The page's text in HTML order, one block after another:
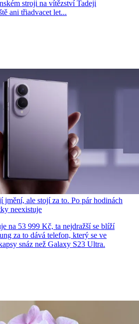
stroji na vítězství Tadeji
ani třiadvacet let...
ale stojí za to. Po pár hodinách
neexistuje
na 53 999 Kč, ta nejdražší se blíží
za to dává telefon, který se ve
snáz než Galaxy S23 Ultra.